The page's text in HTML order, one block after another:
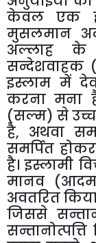
केवल एक
मुसलमान
अल्लाह
सन्देशवाहक
इस्लाम में
करना मना
(सल्म) से
है, अथवा
समर्पित
है। इस्लामी
मानव
अवतरित
जिससे